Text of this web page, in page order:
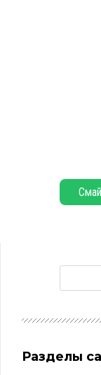
Разделы